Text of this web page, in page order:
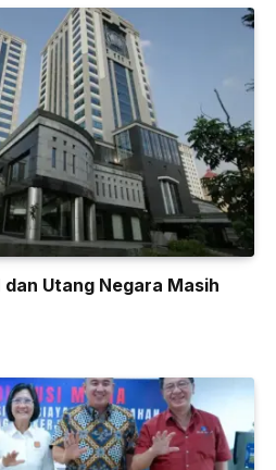
Utang Negara Masih